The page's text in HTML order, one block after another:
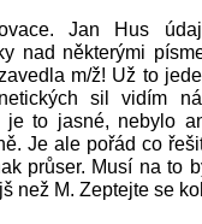
Jan Hus
nad některými
m/ž! Už to
sil vidím
to jasné, nebylo
Je ale pořád co
průser. Musí na to
než M. Zeptejte se